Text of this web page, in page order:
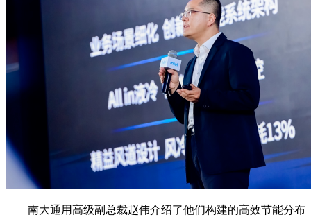
南大通用高级副总裁赵伟介绍了他们构建的高效节能分布